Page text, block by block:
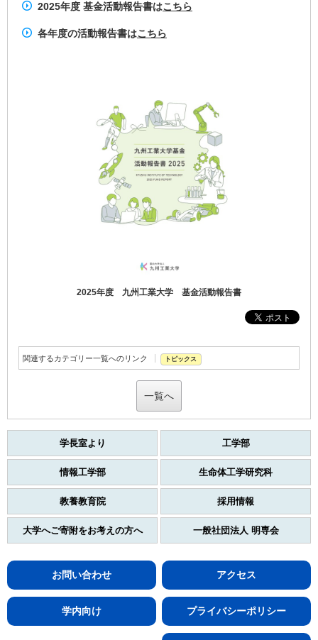
2025年度 基金活動報告書はこちら
各年度の活動報告書はこちら
2025年度 九州工業大学 基金活動報告書
関連するカテゴリー一覧へのリンク トピックス
一覧へ
学長室より 工学部
情報工学部 生命体工学研究科
教養教育院 採用情報
大学へご寄附をお考えの方へ 一般社団法人 明専会
アクセス
お問い合わせ
プライバシーポリシー
学内向け